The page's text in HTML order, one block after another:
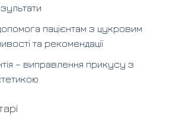
пацієнтам з цукровим
та рекомендації
– виправлення прикусу з